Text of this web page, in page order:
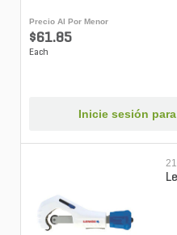
Precio Al Por Menor
$61.85
Each
Inicie sesión